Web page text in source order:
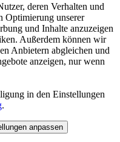
deren Verhalten und
Optimierung unserer
und Inhalte anzuzeigen
Außerdem können wir
Anbietern abgleichen und
anzeigen, nur wenn
in den Einstellungen
.
anpassen